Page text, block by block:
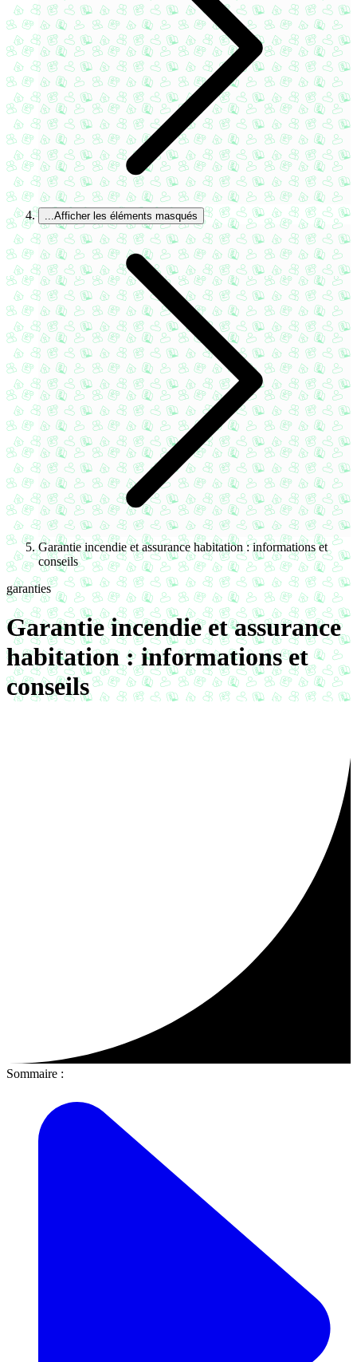
Afficher les éléments masqués
Garantie incendie et assurance habitation : informations et
conseils
garanties
Garantie incendie et assurance
habitation : informations et
conseils
Sommaire :